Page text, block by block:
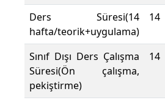
Ders Süresi(14
hafta/teorik+uygulama)
14
Sınıf Dışı Ders Çalışma
Süresi(Ön çalışma,
pekiştirme)
14